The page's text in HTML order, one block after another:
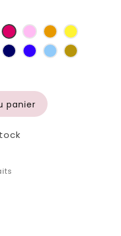
Fuchsia
RoseJaune
d'or
jaune
MarineBleu
roi
Bleu
clair
Or
panier